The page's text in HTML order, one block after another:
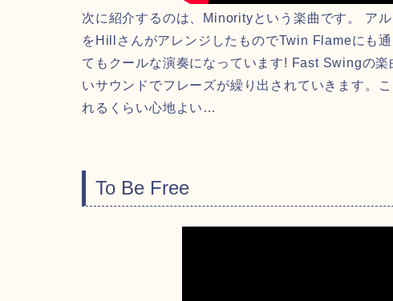
次に紹介するのは、Minorityという楽曲です。 ア
をHillさんがアレンジしたものでTwin Flameにも
てもクールな演奏になっています! Fast Swingの
いサウンドでフレーズが繰り出されていきます。
れるくらい心地よい…
To Be Free